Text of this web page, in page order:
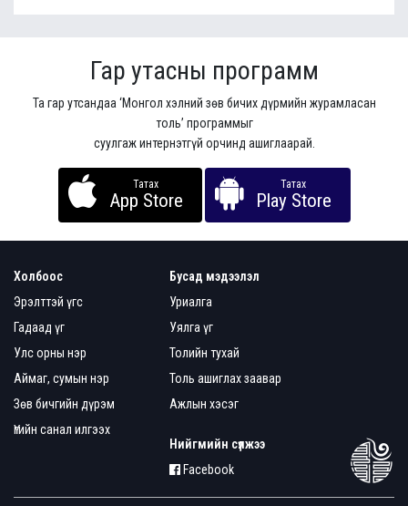
Гар утасны программ
Та гар утсандаа ‘Монгол хэлний зөв бичих дүрмийн журамласан
толь’ программыг
суулгаж интернэтгүй орчинд ашиглаарай.
Татах
App Store
Татах
Play Store
Холбоос
Эрэлттэй үгс
Гадаад үг
Улс орны нэр
Аймаг, сумын нэр
Зөв бичгийн дүрэм
Үгийн санал илгээх
Бусад мэдээлэл
Уриалга
Уялга үг
Толийн тухай
Толь ашиглах заавар
Ажлын хэсэг
Нийгмийн сүлжээ
Facebook